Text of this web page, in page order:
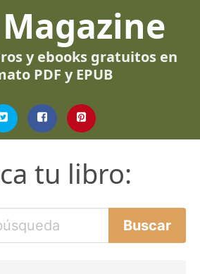
y ebooks gratuitos en
PDF y EPUB
tu libro: